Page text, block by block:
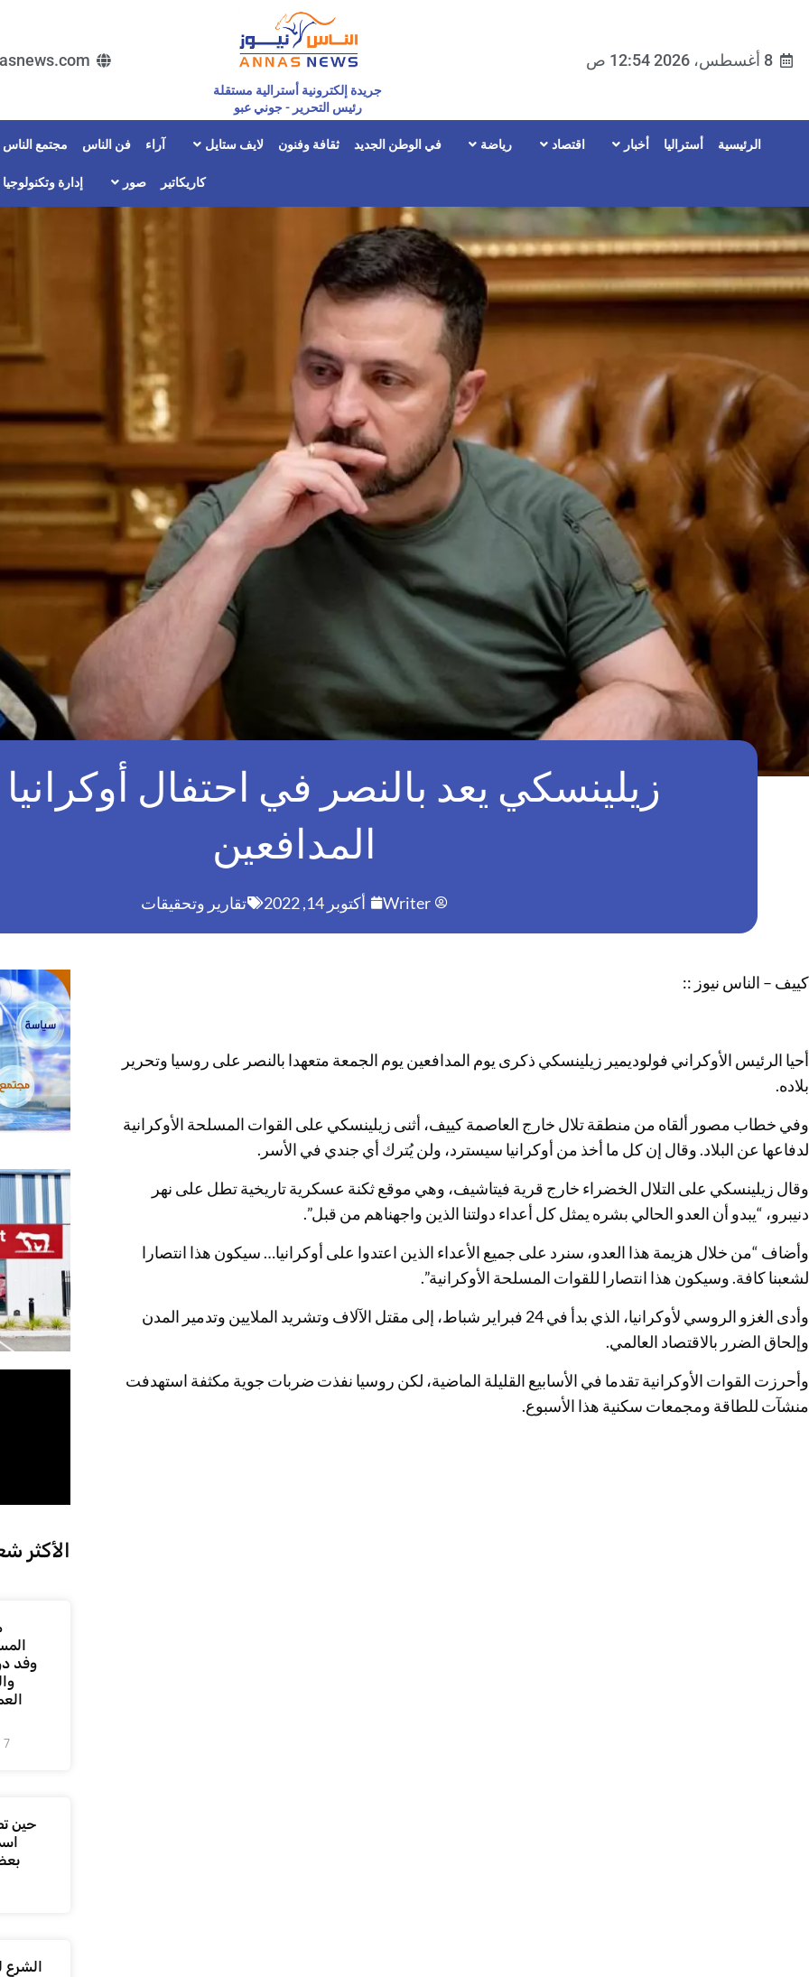
8 أغسطس، 2026 12:54 ص
جريدة إلكترونية أسترالية مستقلة
رئيس التحرير - جوني عبو
الرئيسية أستراليا أخبار اقتصاد رياضة في الوطن الجديد ثقافة وفنون لايف ستايل آراء فن الناس مجتمع الناس
كاريكاتير صور إدارة وتكنولوجيا
زيلينسكي يعد بالنصر في احتفال
المدافعين
Writer أكتوبر 14, 2022 تقارير وتحقيقات
كييف – الناس نيوز ::
أحيا الرئيس الأوكراني فولوديمير زيلينسكي ذكرى يوم المدافعين يوم الجمعة متعهدا بالنصر على روسيا وتحرير
بلاده.
وفي خطاب مصور ألقاه من منطقة تلال خارج العاصمة كييف، أثنى زيلينسكي على القوات المسلحة الأوكرانية
لدفاعها عن البلاد. وقال إن كل ما أخذ من أوكرانيا سيسترد، ولن يُترك أي جندي في الأسر.
وقال زيلينسكي على التلال الخضراء خارج قرية فيتاشيف، وهي موقع ثكنة عسكرية تاريخية تطل على نهر
دنيبرو، “يبدو أن العدو الحالي بشره يمثل كل أعداء دولتنا الذين واجهناهم من قبل”.
وأضاف “من خلال هزيمة هذا العدو، سنرد على جميع الأعداء الذين اعتدوا على أوكرانيا… سيكون هذا انتصارا
لشعبنا كافة. وسيكون هذا انتصارا للقوات المسلحة الأوكرانية”.
وأدى الغزو الروسي لأوكرانيا، الذي بدأ في 24 فبراير شباط، إلى مقتل الآلاف وتشريد الملايين وتدمير المدن
وإلحاق الضرر بالاقتصاد العالمي.
وأحرزت القوات الأوكرانية تقدما في الأسابيع القليلة الماضية، لكن روسيا نفذت ضربات جوية مكثفة استهدفت
منشآت للطاقة ومجمعات سكنية هذا الأسبوع.
الأكثر
وفد
7 أغسطس، 2026
حين
الشرع